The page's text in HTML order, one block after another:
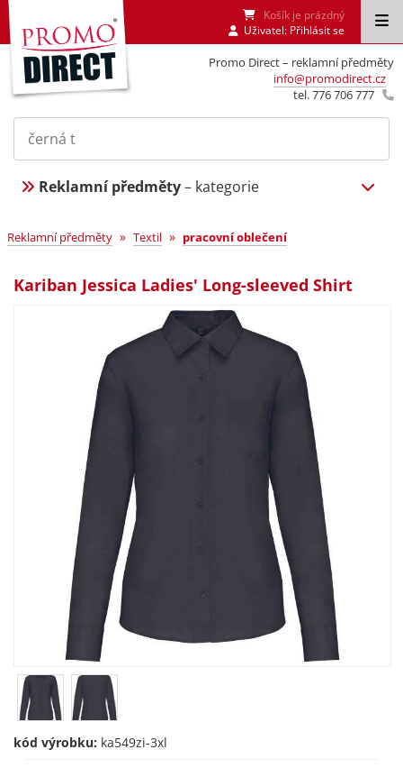
Promo Direct – reklamní předměty
info@promodirect.cz
tel. 776 706 777
Košík je prázdný
Uživatel: Přihlásit se
Reklamní předměty– kategorie
Reklamní předměty » Textil » pracovní oblečení
Kariban Jessica Ladies' Long-sleeved Shirt
kód výrobku: ka549zi-3xl